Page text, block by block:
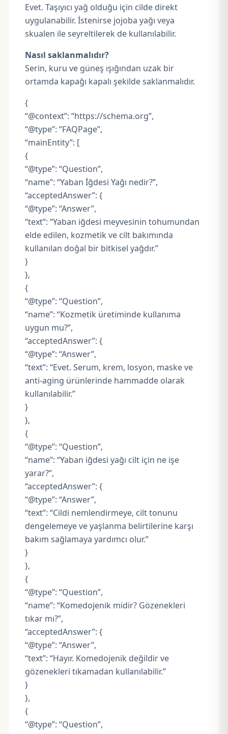
Evet. Taşıyıcı yağ olduğu için cilde direkt
uygulanabilir. İstenirse jojoba yağı veya
skualen ile seyreltilerek de kullanılabilir.
Nasıl saklanmalıdır?
Serin, kuru ve güneş ışığından uzak bir
ortamda kapağı kapalı şekilde saklanmalıdır.
{
“@context”: “https://schema.org”,
“@type”: “FAQPage”,
“mainEntity”: [
{
“@type”: “Question”,
“name”: “Yaban İğdesi Yağı nedir?”,
“acceptedAnswer”: {
“@type”: “Answer”,
“text”: “Yaban iğdesi meyvesinin tohumundan
elde edilen, kozmetik ve cilt bakımında
kullanılan doğal bir bitkisel yağdır.”
}
},
{
“@type”: “Question”,
“name”: “Kozmetik üretiminde kullanıma
uygun mu?”,
“acceptedAnswer”: {
“@type”: “Answer”,
“text”: “Evet. Serum, krem, losyon, maske ve
anti-aging ürünlerinde hammadde olarak
kullanılabilir.”
}
},
{
“@type”: “Question”,
“name”: “Yaban iğdesi yağı cilt için ne işe
yarar?”,
“acceptedAnswer”: {
“@type”: “Answer”,
“text”: “Cildi nemlendirmeye, cilt tonunu
dengelemeye ve yaşlanma belirtilerine karşı
bakım sağlamaya yardımcı olur.”
}
},
{
“@type”: “Question”,
“name”: “Komedojenik midir? Gözenekleri
tıkar mı?”,
“acceptedAnswer”: {
“@type”: “Answer”,
“text”: “Hayır. Komedojenik değildir ve
gözenekleri tıkamadan kullanılabilir.”
}
},
{
“@type”: “Question”,